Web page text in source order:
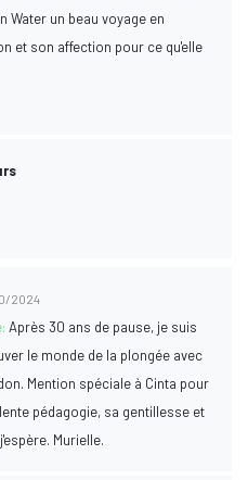
Water un beau voyage en
et son affection pour ce qu'elle
2024
Après 30 ans de pause, je suis
le monde de la plongée avec
Mention spéciale à Cinta pour
pédagogie, sa gentillesse et
Murielle.